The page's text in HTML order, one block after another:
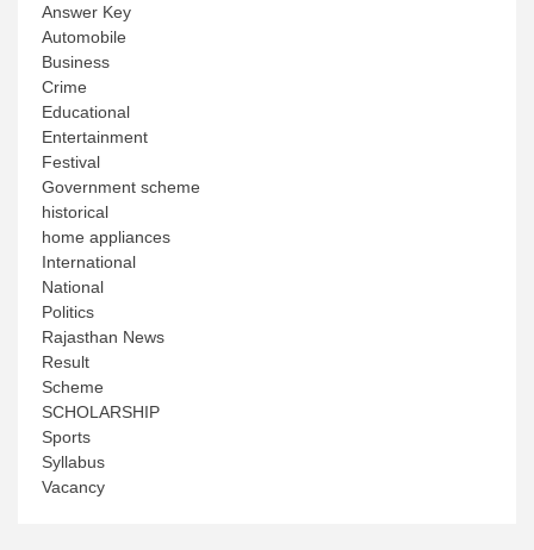
Answer Key
Automobile
Business
Crime
Educational
Entertainment
Festival
Government scheme
historical
home appliances
International
National
Politics
Rajasthan News
Result
Scheme
SCHOLARSHIP
Sports
Syllabus
Vacancy